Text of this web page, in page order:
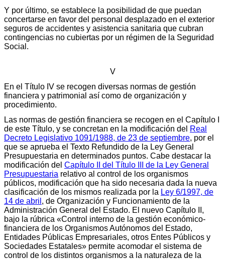
Y por último, se establece la posibilidad de que puedan
concertarse en favor del personal desplazado en el exterior
seguros de accidentes y asistencia sanitaria que cubran
contingencias no cubiertas por un régimen de la Seguridad
Social.
V
En el Título IV se recogen diversas normas de gestión
financiera y patrimonial así como de organización y
procedimiento.
Las normas de gestión financiera se recogen en el Capítulo I
de este Título, y se concretan en la modificación del Real
Decreto Legislativo 1091/1988, de 23 de septiembre, por el
que se aprueba el Texto Refundido de la Ley General
Presupuestaria en determinados puntos. Cabe destacar la
modificación del Capítulo II del Título III de la Ley General
Presupuestaria relativo al control de los organismos
públicos, modificación que ha sido necesaria dada la nueva
clasificación de los mismos realizada por la Ley 6/1997, de
14 de abril , de Organización y Funcionamiento de la
Administración General del Estado. El nuevo Capítulo II,
bajo la rúbrica «Control interno de la gestión económico-
financiera de los Organismos Autónomos del Estado,
Entidades Públicas Empresariales, otros Entes Públicos y
Sociedades Estatales» permite acomodar el sistema de
control de los distintos organismos a la naturaleza de la